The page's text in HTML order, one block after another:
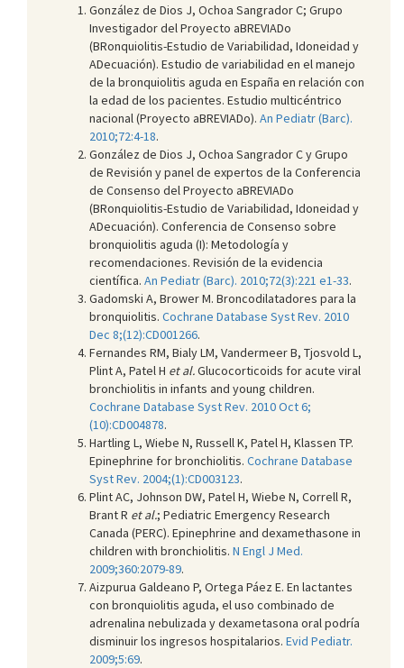
González de Dios J, Ochoa Sangrador C; Grupo
Investigador del Proyecto aBREVIADo
(BRonquiolitis-Estudio de Variabilidad, Idoneidad y
ADecuación). Estudio de variabilidad en el manejo
de la bronquiolitis aguda en España en relación con
la edad de los pacientes. Estudio multicéntrico
nacional (Proyecto aBREVIADo). An Pediatr (Barc).
2010;72:4-18.
González de Dios J, Ochoa Sangrador C y Grupo
de Revisión y panel de expertos de la Conferencia
de Consenso del Proyecto aBREVIADo
(BRonquiolitis-Estudio de Variabilidad, Idoneidad y
ADecuación). Conferencia de Consenso sobre
bronquiolitis aguda (I): Metodología y
recomendaciones. Revisión de la evidencia
científica. An Pediatr (Barc). 2010;72(3):221 e1-33.
Gadomski A, Brower M. Broncodilatadores para la
bronquiolitis. Cochrane Database Syst Rev. 2010
Dec 8;(12):CD001266.
Fernandes RM, Bialy LM, Vandermeer B, Tjosvold L,
Plint A, Patel H et al.Glucocorticoids for acute viral
bronchiolitis in infants and young children.
Cochrane Database Syst Rev. 2010 Oct 6;
(10):CD004878.
Hartling L, Wiebe N, Russell K, Patel H, Klassen TP.
Epinephrine for bronchiolitis. Cochrane Database
Syst Rev. 2004;(1):CD003123.
Plint AC, Johnson DW, Patel H, Wiebe N, Correll R,
Brant R et al.; Pediatric Emergency Research
Canada (PERC). Epinephrine and dexamethasone in
children with bronchiolitis. N Engl J Med.
2009;360:2079-89.
Aizpurua Galdeano P, Ortega Páez E. En lactantes
con bronquiolitis aguda, el uso combinado de
adrenalina nebulizada y dexametasona oral podría
disminuir los ingresos hospitalarios. Evid Pediatr.
2009;5:69.